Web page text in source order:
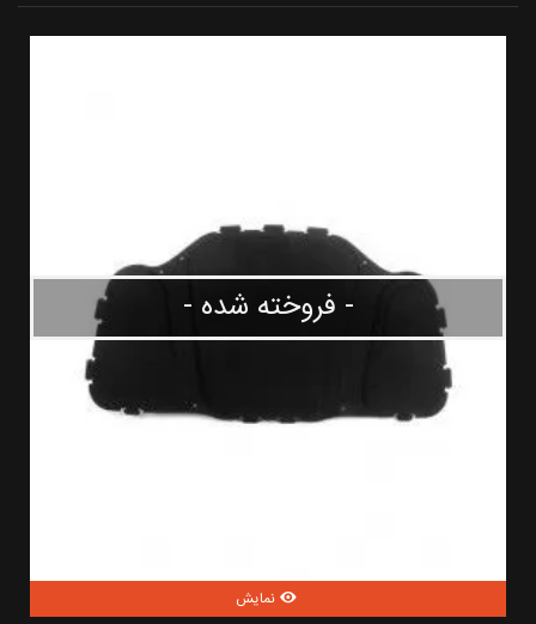
- فروخته شده -
نمایش